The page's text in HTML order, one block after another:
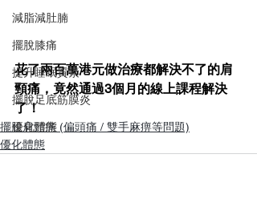
減脂減肚腩
擺脫膝痛
提升睡眠質素
擺脫足底筋膜炎
優化體態
花了兩百萬港元做治療都解決不了的肩
頸痛，竟然通過3個月的線上課程解決
了！
擺脫肩頸痛 (偏頭痛 / 雙手麻痹等問題)
優化體態